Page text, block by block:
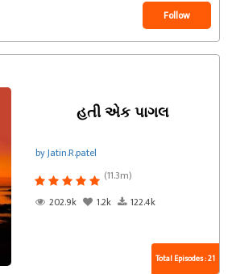
Follow
હતી એક પાગલ
by Jatin.R.patel
(11.3m)
202.9k
1.2k 122.4k
Total Episodes : 21